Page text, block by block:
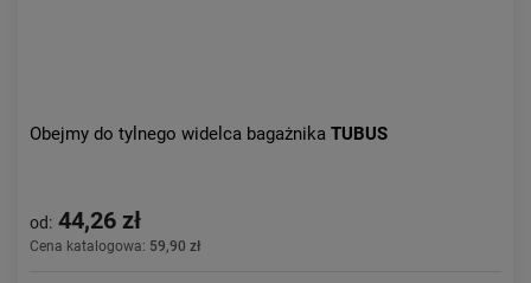
Obejmy do tylnego widelca bagażnika TUBUS
od: 44,26 zł
Cena katalogowa: 59,90 zł